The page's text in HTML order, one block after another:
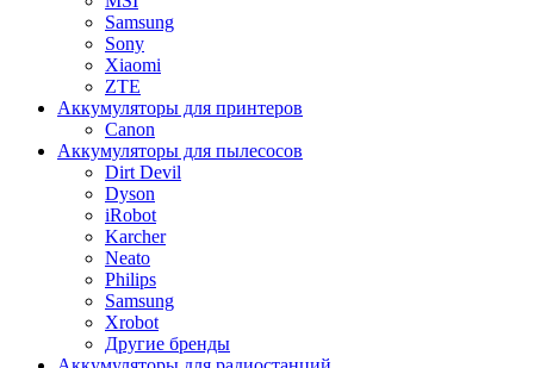
Samsung
Sony
Xiaomi
ZTE
Аккумуляторы для принтеров
Canon
Аккумуляторы для пылесосов
Dirt Devil
Dyson
iRobot
Karcher
Neato
Philips
Samsung
Xrobot
Другие бренды